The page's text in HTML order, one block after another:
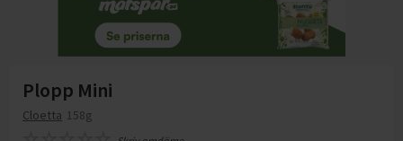
Plopp Mini
Cloetta 158g